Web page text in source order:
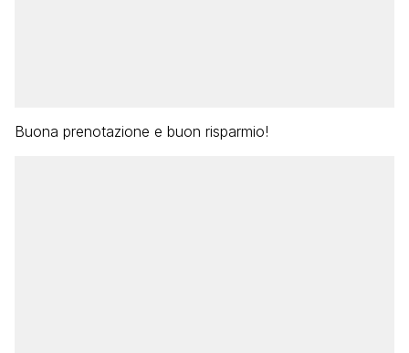
Buona prenotazione e buon risparmio!